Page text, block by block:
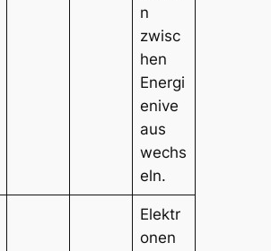
n
zwisc
hen
Energi
enive
aus
wechs
eln.
Elektr
onen